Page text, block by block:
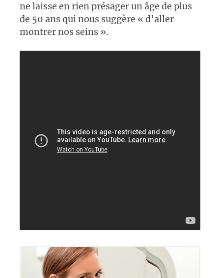
ne laisse en rien présager un âge de plus
de 50 ans qui nous suggère « d’aller
montrer nos seins ».